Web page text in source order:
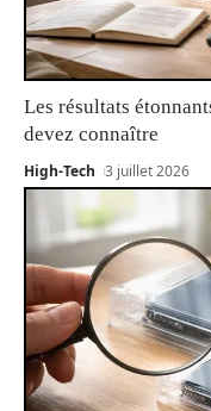
Les résultats
devez connaître
High-Tech 3 juillet 2026